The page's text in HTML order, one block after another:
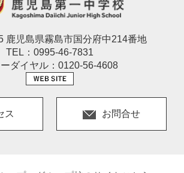
鹿児島県霧島市国分府中214番地
TEL：0995-46-7831
ダイヤル：0120-56-4608
ス お問合せ